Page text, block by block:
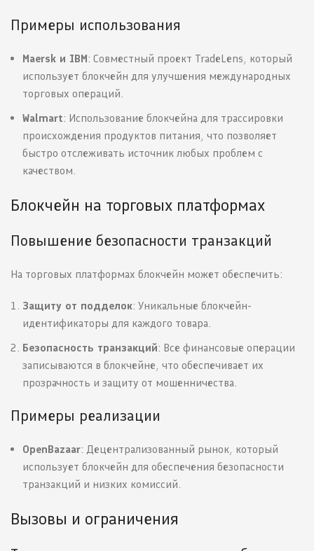
Примеры использования
Maersk и IBM: Совместный проект TradeLens, который
использует блокчейн для улучшения международных
торговых операций.
Walmart: Использование блокчейна для трассировки
происхождения продуктов питания, что позволяет
быстро отслеживать источник любых проблем с
качеством.
Блокчейн на торговых платформах
Повышение безопасности транзакций
На торговых платформах блокчейн может обеспечить:
Защиту от подделок: Уникальные блокчейн-
идентификаторы для каждого товара.
Безопасность транзакций: Все финансовые операции
записываются в блокчейне, что обеспечивает их
прозрачность и защиту от мошенничества.
Примеры реализации
OpenBazaar: Децентрализованный рынок, который
использует блокчейн для обеспечения безопасности
транзакций и низких комиссий.
Вызовы и ограничения